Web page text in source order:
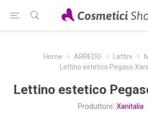
Home ARREDO Lettini
Lettino estetico Pegaso
Lettino estetico
Produttore: Xanitalia